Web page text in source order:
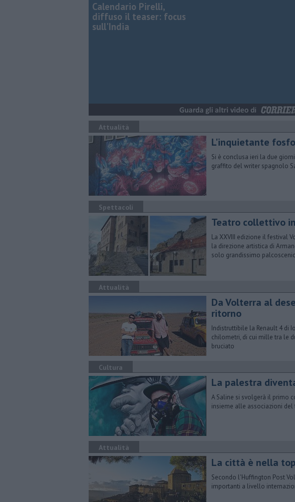
Calendario Pirelli,
diffuso il teaser: focus
sull'India
Attualità
L'inquietante
Si è conclusa ieri la due
graffito del writer spagnolo
Spettacoli
Teatro collettivo
La XXVIII edizione il festival
la direzione artistica di
solo grandissimo
Attualità
Da Volterra al
ritorno
Indistruttibile la Renault 4 di
chilometri, di cui mille tra le
bruciato
Cultura
La palestra
A Saline si svolgerà il primo
insieme alle associazioni del
Attualità
La città è nella
Secondo l'Huffington Post
importanti a livello